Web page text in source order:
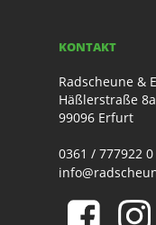
KONTAKT
Radscheune &
Häßlerstraße 8a
99096 Erfurt
0361 / 777922 0